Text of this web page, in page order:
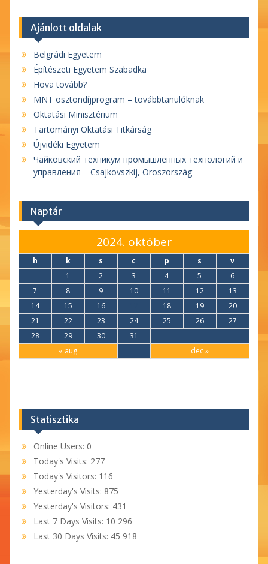
Ajánlott oldalak
Belgrádi Egyetem
Építészeti Egyetem Szabadka
Hova tovább?
MNT ösztöndíjprogram – továbbtanulóknak
Oktatási Minisztérium
Tartományi Oktatási Titkárság
Újvidéki Egyetem
Чайковский техникум промышленных технологий и
управления – Csajkovszkij, Oroszország
Naptár
2024. október
h k s c p s v
« aug dec »
1 2 3 4 5
6
7
8 9 10 11 12
13
14
15 16 18 19
20
21
22 23 24 25 26
27
28
29 30 31
Statisztika
Online Users: 0
Today's Visits: 277
Today's Visitors: 116
Yesterday's Visits: 875
Yesterday's Visitors: 431
Last 7 Days Visits: 10 296
Last 30 Days Visits: 45 918